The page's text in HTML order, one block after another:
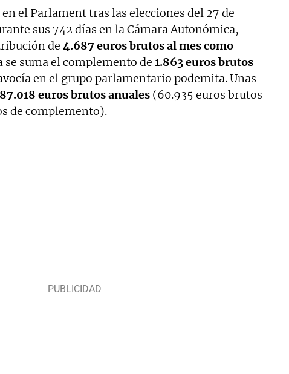
el Parlament tras las elecciones del 27 de
sus 742 días en la Cámara Autonómica,
de 4.687 euros brutos al mes como
se suma el complemento de 1.863 euros brutos
en el grupo parlamentario podemita. Unas
87.018 euros brutos anuales (60.935 euros brutos
de complemento).